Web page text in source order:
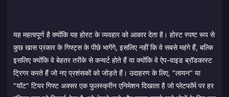
यह महत्वपूर्ण है क्योंकि यह होस्ट के व्यवहार को आकार देता है। होस्ट स्पष्ट रूप से
कुछ खास प्रकार के गिफ्ट्स के पीछे भागेंगे, इसलिए नहीं कि वे सबसे महंगे हैं, बल्कि
इसलिए क्योंकि वे बेहतर तरीके से कन्वर्ट होते हैं या क्योंकि वे ऐप-वाइड ब्रॉडकास्ट
ट्रिगर करते हैं जो नए प्रशंसकों को जोड़ते हैं। उदाहरण के लिए, "लायन" या
"यॉट" टियर गिफ्ट अक्सर एक फुलस्क्रीन एनिमेशन दिखाता है जो प्लेटफॉर्म पर हर